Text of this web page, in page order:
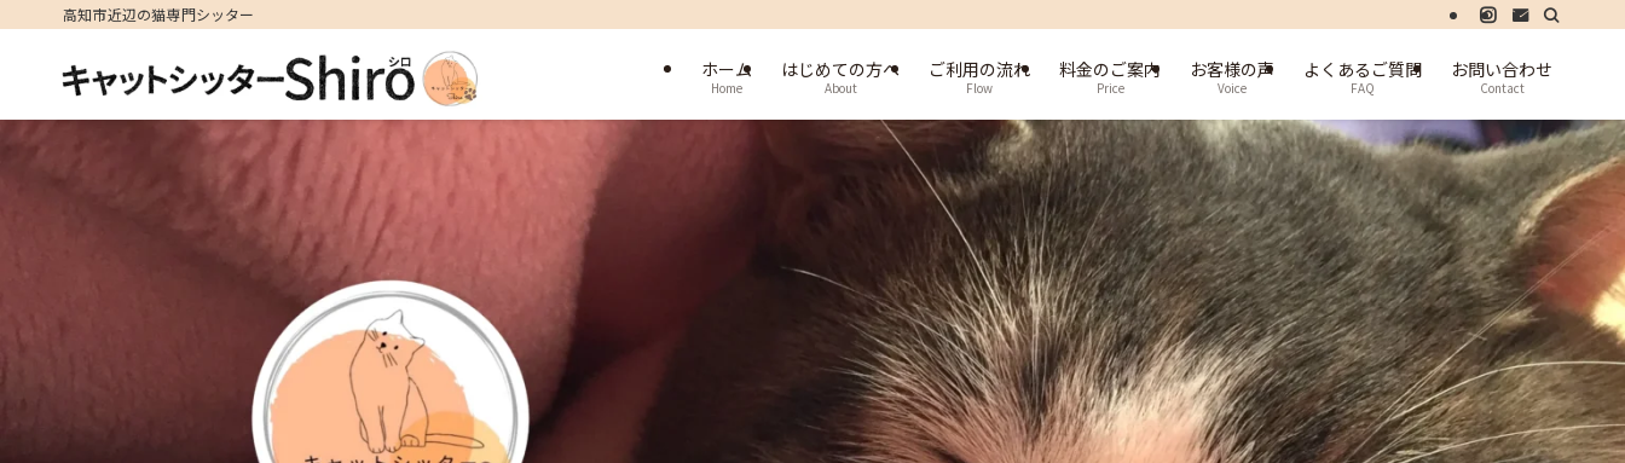
高知市近辺の猫専門シッター
ホーム
Home
はじめての方へ
About
ご利用の流れ
Flow
料金のご案内
Price
お客様の声
Voice
よくあるご質問
FAQ
お問い合わせ
Contact